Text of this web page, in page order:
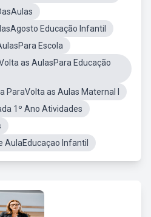
Educação Infantil
Escola
as AulasPara Educação
ParaVolta as Aulas Maternal I
1º Ano Atividades
AulaEducaçao Infantil